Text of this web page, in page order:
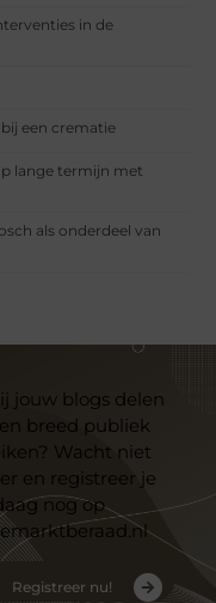
in de
een crematie
lange termijn met
als onderdeel van
jouw blogs delen
breed publiek
Wacht niet
en registreer je
nog op
Registreer nu!